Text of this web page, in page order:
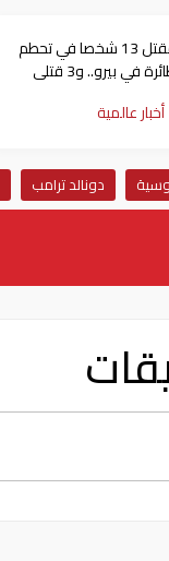
مقتل 13 شخصا في تحطم
طائرة في بيرو.. و3 قتلى
انفجار وسط موسكو
أخبار عالمية
دونالد ترامب